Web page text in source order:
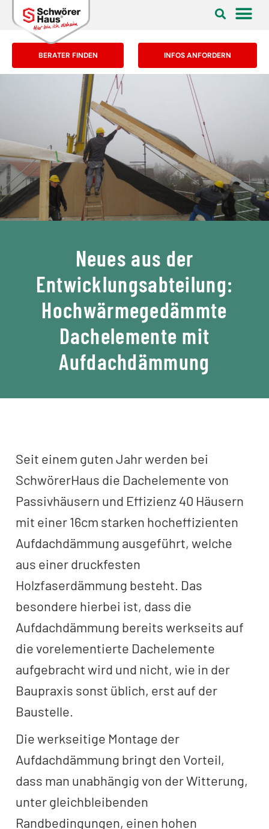
BERATER FINDEN INFOS ANFORDERN
Neues aus der
Entwicklungsabteilung:
Hochwärmegedämmte
Dachelemente mit
Aufdachdämmung
Seit einem guten Jahr werden bei
SchwörerHaus die Dachelemente von
Passivhäusern und Effizienz 40 Häusern
mit einer 16cm starken hocheffizienten
Aufdachdämmung ausgeführt, welche
aus einer druckfesten
Holzfaserdämmung besteht. Das
besondere hierbei ist, dass die
Aufdachdämmung bereits werkseits auf
die vorelementierte Dachelemente
aufgebracht wird und nicht, wie in der
Baupraxis sonst üblich, erst auf der
Baustelle.
Die werkseitige Montage der
Aufdachdämmung bringt den Vorteil,
dass man unabhängig von der Witterung,
unter gleichbleibenden
Randbedingungen, einen hohen